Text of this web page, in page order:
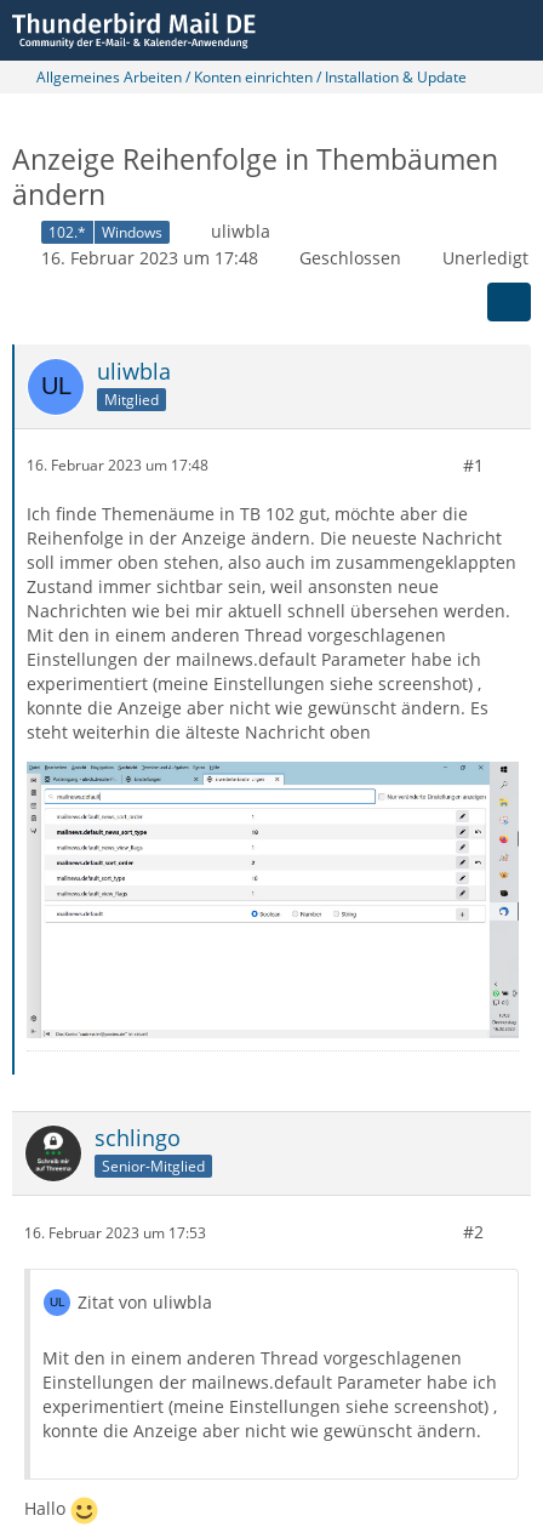
Allgemeines Arbeiten / Konten einrichten / Installation & Update
Anzeige Reihenfolge in Thembäumen
ändern
102.* Windows
uliwbla
16. Februar 2023 um 17:48
Geschlossen Unerledigt
uliwbla
Mitglied
16. Februar 2023 um 17:48 #1
Ich finde Themenäume in TB 102 gut, möchte aber die
Reihenfolge in der Anzeige ändern. Die neueste Nachricht
soll immer oben stehen, also auch im zusammengeklappten
Zustand immer sichtbar sein, weil ansonsten neue
Nachrichten wie bei mir aktuell schnell übersehen werden.
Mit den in einem anderen Thread vorgeschlagenen
Einstellungen der mailnews.default Parameter habe ich
experimentiert (meine Einstellungen siehe screenshot) ,
konnte die Anzeige aber nicht wie gewünscht ändern. Es
steht weiterhin die älteste Nachricht oben
schlingo
Senior-Mitglied
16. Februar 2023 um 17:53 #2
Zitat von uliwbla
Mit den in einem anderen Thread vorgeschlagenen
Einstellungen der mailnews.default Parameter habe ich
experimentiert (meine Einstellungen siehe screenshot) ,
konnte die Anzeige aber nicht wie gewünscht ändern.
Hallo